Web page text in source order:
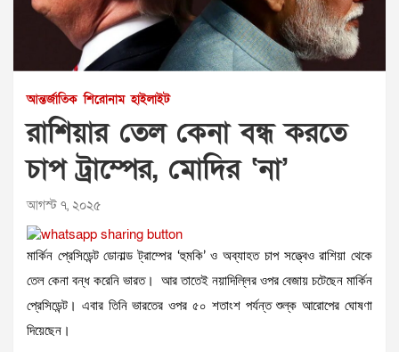
আন্তর্জাতিক শিরোনাম হাইলাইট
রাশিয়ার তেল কেনা বন্ধ করতে
চাপ ট্রাম্পের, মোদির ‘না’
আগস্ট ৭, ২০২৫
মার্কিন প্রেসিডেন্ট ডোনাল্ড ট্রাম্পের ‘হুমকি’ ও অব্যাহত চাপ সত্ত্বেও রাশিয়া থেকে
তেল কেনা বন্ধ করেনি ভারত। আর তাতেই নয়াদিল্লির ওপর বেজায় চটেছেন মার্কিন
প্রেসিডেন্ট। এবার তিনি ভারতের ওপর ৫০ শতাংশ পর্যন্ত শুল্ক আরোপের ঘোষণা
দিয়েছেন।